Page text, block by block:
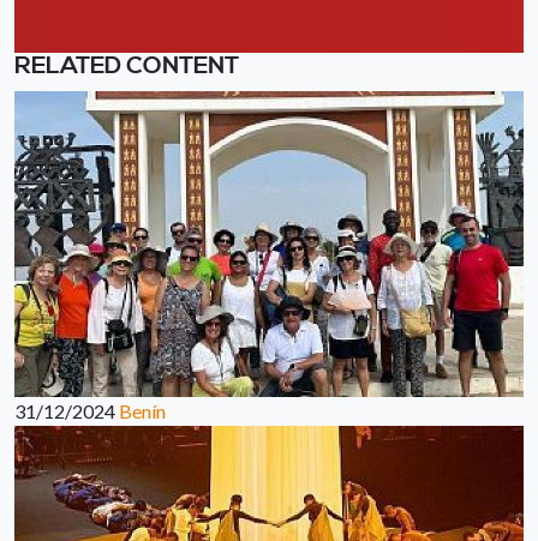
RELATED CONTENT
31/12/2024 Benín